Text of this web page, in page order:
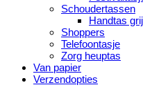
Schoudertassen
Handtas
Shoppers
Telefoontasje
Zorg heuptas
Van papier
Verzendopties